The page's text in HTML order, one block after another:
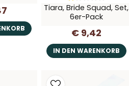
Tiara, Bride Squad, Set,
6er-Pack
€ 9,42
IN DEN WARENKORB